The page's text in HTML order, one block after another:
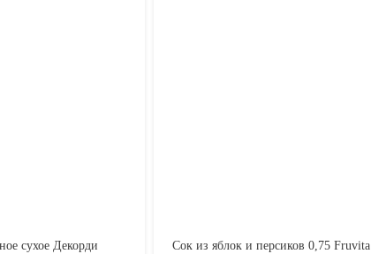
сухое Декорди
Сок из яблок и персиков 0,75 Fruvita